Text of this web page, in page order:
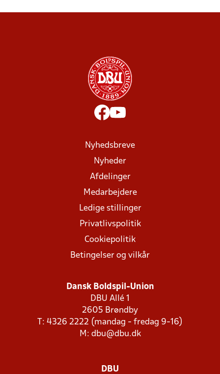
Nyhedsbreve
Nyheder
Afdelinger
Medarbejdere
Ledige stillinger
Privatlivspolitik
Cookiepolitik
Betingelser og vilkår
Dansk Boldspil-Union
DBU Allé 1
2605 Brøndby
T: 4326 2222 (mandag - fredag 9-16)
M: dbu@dbu.dk
DBU